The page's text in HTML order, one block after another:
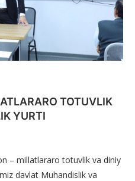
TOTUVLIK
YURTI
– millatlararo totuvlik va diniy
davlat Muhandislik va